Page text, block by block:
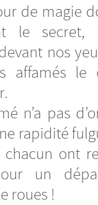
de magie
le secret,
nos
affamés le
n’a pas
rapidité
ont
un
roues !